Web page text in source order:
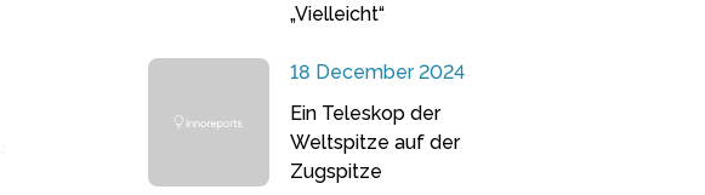
„Vielleicht“
18 December 2024
Ein Teleskop der
Weltspitze auf der
Zugspitze